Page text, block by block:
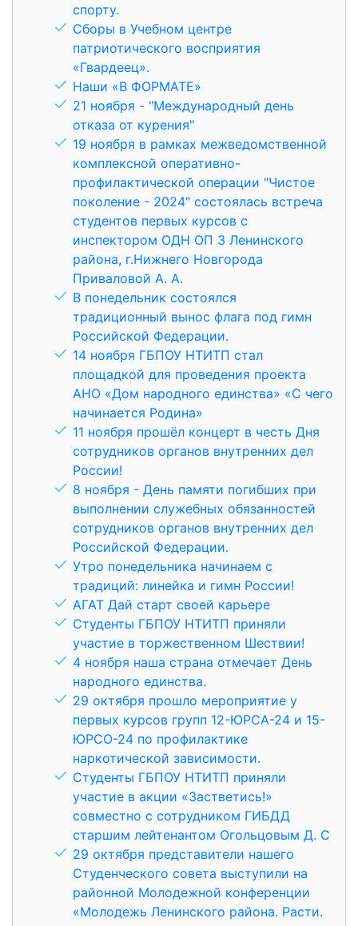
спорту.
Сборы в Учебном центре
патриотического восприятия
«Гвардеец».
Наши «В ФОРМАТЕ»
21 ноября - "Международный день
отказа от курения"
19 ноября в рамках межведомственной
комплексной оперативно-
профилактической операции "Чистое
поколение - 2024" состоялась встреча
студентов первых курсов с
инспектором ОДН ОП З Ленинского
района, г.Нижнего Новгорода
Приваловой А. А.
В понедельник состоялся
традиционный вынос флага под гимн
Российской Федерации.
14 ноября ГБПОУ НТИТП стал
площадкой для проведения проекта
АНО «Дом народного единства» «С чего
начинается Родина»
11 ноября прошёл концерт в честь Дня
сотрудников органов внутренних дел
России!
8 ноября - День памяти погибших при
выполнении служебных обязанностей
сотрудников органов внутренних дел
Российской Федерации.
Утро понедельника начинаем с
традиций: линейка и гимн России!
АГАТ Дай старт своей карьере
Студенты ГБПОУ НТИТП приняли
участие в торжественном Шествии!
4 ноября наша страна отмечает День
народного единства.
29 октября прошло мероприятие у
первых курсов групп 12-ЮРСА-24 и 15-
ЮРСО-24 по профилактике
наркотической зависимости.
Студенты ГБПОУ НТИТП приняли
участие в акции «Застветись!»
совместно с сотрудником ГИБДД
старшим лейтенантом Огольцовым Д. С
29 октября представители нашего
Студенческого совета выступили на
районной Молодежной конференции
«Молодежь Ленинского района. Расти.